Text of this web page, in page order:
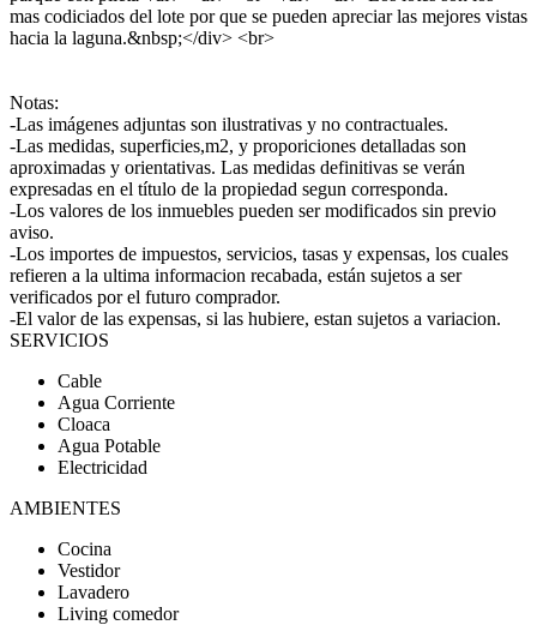
mas codiciados del lote por que se pueden apreciar las mejores vistas
hacia la laguna.&nbsp;</div> <br>
Notas:
-Las imágenes adjuntas son ilustrativas y no contractuales.
-Las medidas, superficies,m2, y proporiciones detalladas son
aproximadas y orientativas. Las medidas definitivas se verán
expresadas en el título de la propiedad segun corresponda.
-Los valores de los inmuebles pueden ser modificados sin previo
aviso.
-Los importes de impuestos, servicios, tasas y expensas, los cuales
refieren a la ultima informacion recabada, están sujetos a ser
verificados por el futuro comprador.
-El valor de las expensas, si las hubiere, estan sujetos a variacion.
SERVICIOS
Cable
Agua Corriente
Cloaca
Agua Potable
Electricidad
AMBIENTES
Cocina
Vestidor
Lavadero
Living comedor